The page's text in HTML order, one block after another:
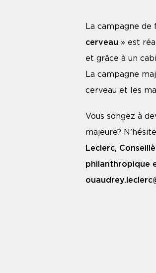
La campagne de
cerveau » est
et grâce à un
La campagne
cerveau et les
Vous songez à
majeure?
Leclerc,
philanthropique